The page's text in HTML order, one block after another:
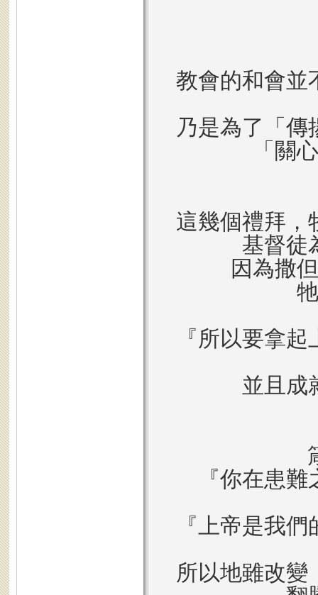
教會的和會並
乃是為了「傳
「關
這幾個禮拜，
基督徒
因為撒
『所以要拿
並且成
『你在患
『上帝是我
所以地雖改變